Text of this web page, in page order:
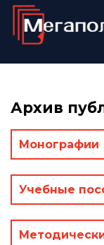
Архив
Монографии
Учебные